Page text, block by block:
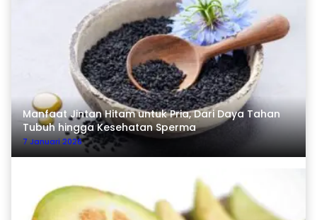
Manfaat Jintan Hitam untuk Pria, Dari Daya Tahan
Tubuh hingga Kesehatan Sperma
7 Januari 2026